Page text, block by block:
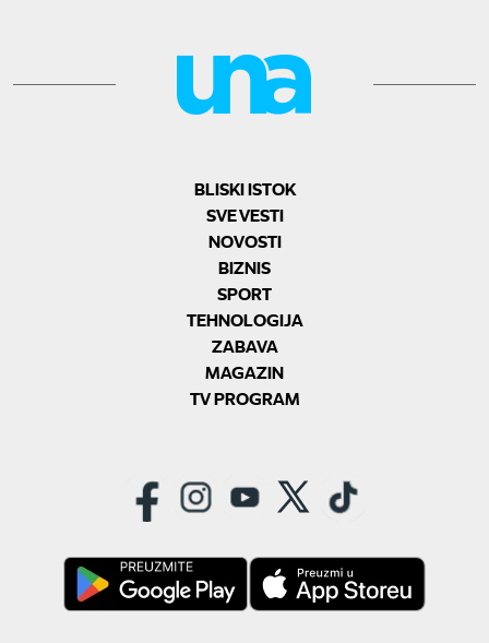
BLISKI ISTOK
SVE VESTI
NOVOSTI
BIZNIS
SPORT
TEHNOLOGIJA
ZABAVA
MAGAZIN
TV PROGRAM